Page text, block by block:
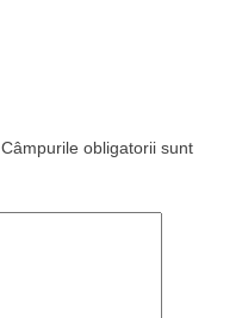
Câmpurile obligatorii sunt